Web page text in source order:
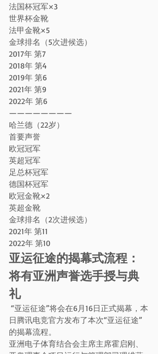
法国杯冠军×3
世界杯金靴
法甲金靴×5
金球排名（5次进候选）
2017年 第7
2018年 第4
2019年 第6
2021年 第9
2022年 第6
————————
哈兰德（22岁）
首要声誉
欧冠冠军
英超冠军
足总杯冠军
德国杯冠军
欧冠金靴×2
英超金靴
金球排名（2次进候选）
2021年 第11
2022年 第10
亚运征途的揭幕式流程：
将有亚洲声誉选手授与典
礼
日腾讯电竞官方发布了本次“亚运征途”
的揭幕流程。
亚洲电子体育结合会主席主席霍启刚、